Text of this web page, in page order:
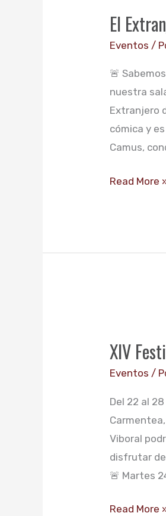
El
Eventos /
🚨
nuestra
Extranjero
cómica y
Camus,
–
Teatro
Read More
XIV
Eventos /
Del 22 al
Viboral
disfrutar
🚨 Martes
Carmentea
Read More